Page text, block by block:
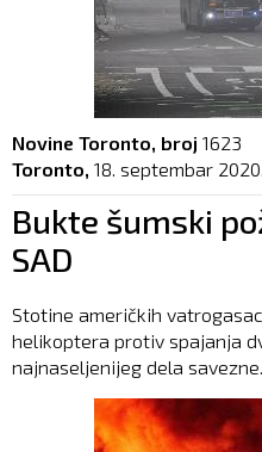
Novine Toronto, broj 1623
Toronto, 18. septembar 2020.
Bukte šumski
SAD
Stotine američkih
helikoptera protiv spajanja
najnaseljenijeg dela savezne...